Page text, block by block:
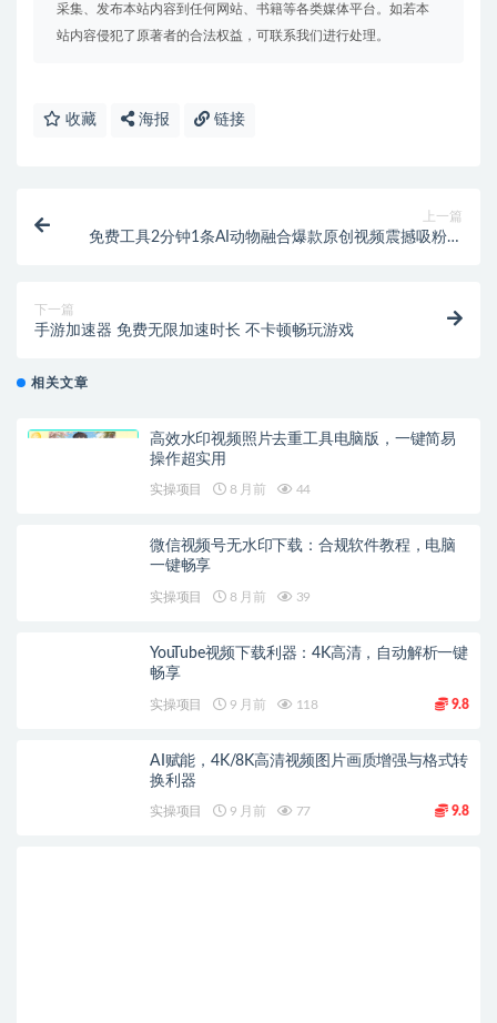
采集、发布本站内容到任何网站、书籍等各类媒体平台。如若本
站内容侵犯了原著者的合法权益，可联系我们进行处理。
收藏 海报 链接
上一篇
免费工具2分钟1条AI动物融合爆款原创视频震撼吸粉破
下一篇
手游加速器 免费无限加速时长 不卡顿畅玩游戏
相关文章
高效水印视频照片去重工具电脑版，一键简易
操作超实用
实操项目 8 月前 44
微信视频号无水印下载：合规软件教程，电脑
一键畅享
实操项目 8 月前 39
YouTube视频下载利器：4K高清，自动解析一键
畅享
实操项目 9 月前 118 9.8
AI赋能，4K/8K高清视频图片画质增强与格式转
换利器
实操项目 9 月前 77 9.8